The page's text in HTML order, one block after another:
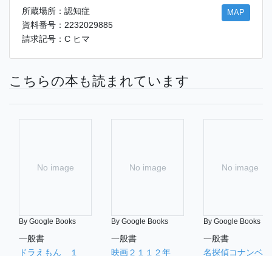
所蔵場所：認知症
資料番号：2232029885
請求記号：C ヒマ
MAP
こちらの本も読まれています
No image
By Google Books
一般書
ドラえもん １
No image
By Google Books
一般書
映画２１１２年
No image
By Google Books
一般書
名探偵コナンベイ